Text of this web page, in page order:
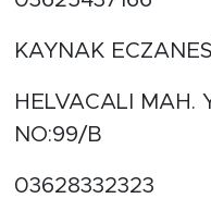
KAYNAK
HELVACALI MAH.
NO:99/B
03628332323